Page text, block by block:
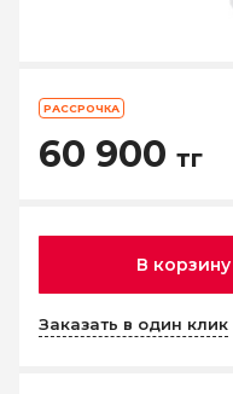
РАССРОЧКА
60 900 тг
В корзину
Заказать в один клик